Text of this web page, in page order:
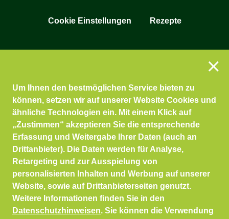
Cookie Einstellungen Rezepte
Um Ihnen den bestmöglichen Service bieten zu
können, setzen wir auf unserer Website Cookies und
ähnliche Technologien ein. Mit einem Klick auf
„Zustimmen“ akzeptieren Sie die entsprechende
Erfassung und Weitergabe Ihrer Daten (auch an
Drittanbieter). Die Daten werden für Analyse,
Retargeting und zur Ausspielung von
personalisierten Inhalten und Werbung auf unserer
Website, sowie auf Drittanbieterseiten genutzt.
Weitere Informationen finden Sie in den
Datenschutzhinweisen. Sie können die Verwendung